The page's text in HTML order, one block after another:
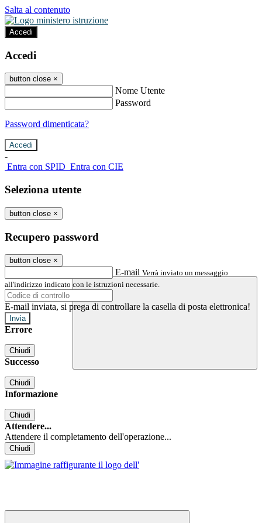
Salta al contenuto
Accedi
Accedi
button close ×
Nome Utente
Password
Password dimenticata?
-
Entra con SPID Entra con CIE
Seleziona utente
button close ×
Recupero password
button close ×
E-mail Verrà inviato un messaggio
all'indirizzo indicato con le istruzioni necessarie.
E-mail inviata, si prega di controllare la casella di posta elettronica!
Errore
Chiudi
Successo
Chiudi
Informazione
Chiudi
Attendere...
Attendere il completamento dell'operazione...
Chiudi